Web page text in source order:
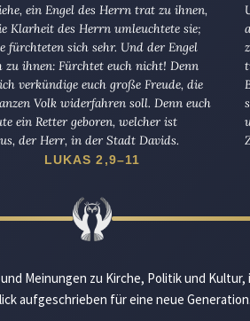
ein Engel des Herrn trat zu ihnen,
Klarheit des Herrn umleuchtete sie;
fürchteten sich sehr. Und der Engel
zu ihnen: Fürchtet euch nicht! Denn
verkündige euch große Freude, die
Volk widerfahren soll. Denn euch
ein Retter geboren, welcher ist
der Herr, in der Stadt Davids.
LUKAS 2,9–11
Meinungen zu Kirche, Politik und Kultur,
aufgeschrieben für eine neue Generation.